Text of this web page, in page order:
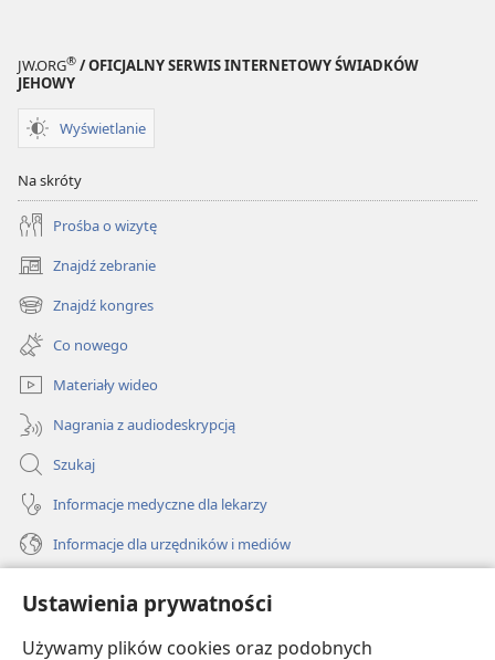
Ustawienia prywatności
Używamy plików cookies oraz podobnych
JW.ORG® / OFICJALNY SERWIS INTERNETOWY ŚWIADKÓW
JEHOWY
Wyświetlanie
Na skróty
Prośba o wizytę
Znajdź zebranie
(opens
new
window)
Znajdź kongres
(opens
new
window)
Co nowego
Materiały wideo
Nagrania z audiodeskrypcją
Szukaj
Informacje medyczne dla lekarzy
Informacje dla urzędników i mediów
Darowizny
(opens